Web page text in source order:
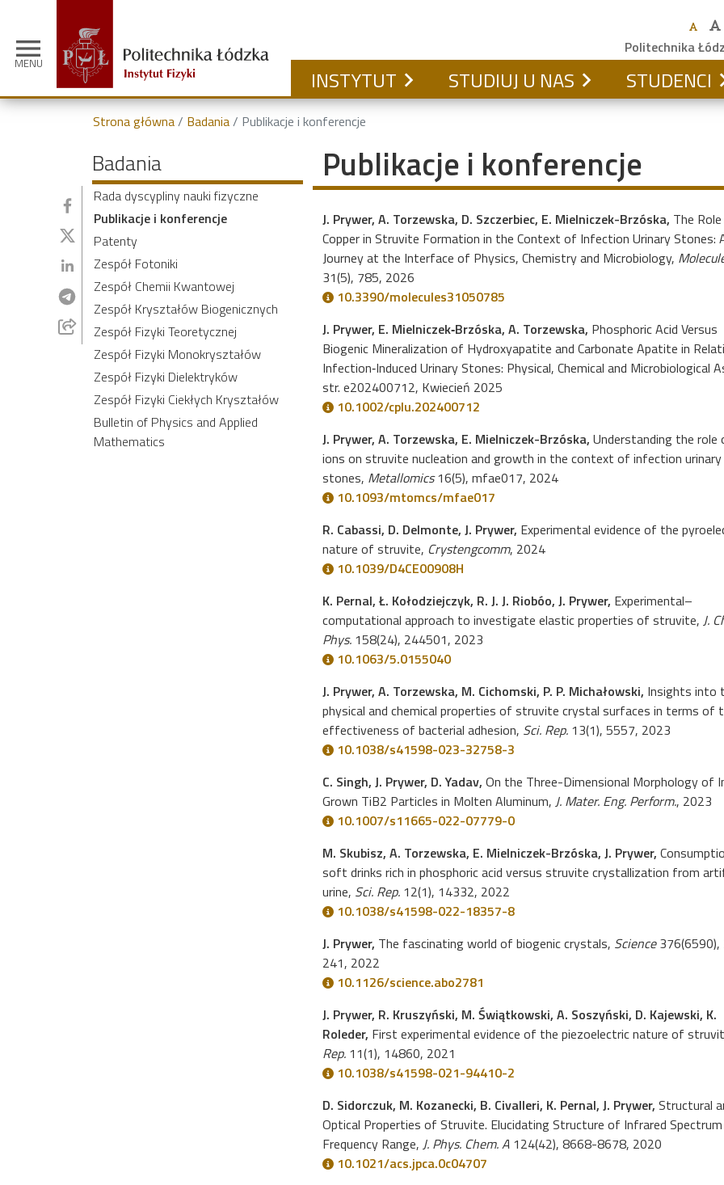
menu
MENU
Politechnika
INSTYTUT STUDIUJ U NAS STUDENCI
Strona główna Badania Publikacje i konferencje
Badania
Rada dyscypliny nauki fizyczne
Publikacje i konferencje
Patenty
Zespół Fotoniki
Zespół Chemii Kwantowej
Zespół Kryształów Biogenicznych
Zespół Fizyki Teoretycznej
Zespół Fizyki Monokryształów
Zespół Fizyki Dielektryków
Zespół Fizyki Ciekłych Kryształów
Bulletin of Physics and Applied
Mathematics
Publikacje i konferencje
J. Prywer, A. Torzewska, D. Szczerbiec, E. Mielniczek-Brzóska, The
Copper in Struvite Formation in the Context of Infection Urinary Stones:
Journey at the Interface of Physics, Chemistry and Microbiology,
31(5), 785, 2026
10.3390/molecules31050785
J. Prywer, E. Mielniczek‐Brzóska, A. Torzewska, Phosphoric Acid Versus
Biogenic Mineralization of Hydroxyapatite and Carbonate Apatite in
Infection‐Induced Urinary Stones: Physical, Chemical and Microbiological
str. e202400712, Kwiecień 2025
10.1002/cplu.202400712
J. Prywer, A. Torzewska, E. Mielniczek-Brzóska, Understanding the role
ions on struvite nucleation and growth in the context of infection urinary
stones, Metallomics16(5), mfae017, 2024
10.1093/mtomcs/mfae017
R. Cabassi, D. Delmonte, J. Prywer, Experimental evidence of the
nature of struvite, Crystengcomm, 2024
10.1039/D4CE00908H
K. Pernal, Ł. Kołodziejczyk, R. J. J. Riobóo, J. Prywer, Experimental–
computational approach to investigate elastic properties of struvite, J.
Phys. 158(24), 244501, 2023
10.1063/5.0155040
J. Prywer, A. Torzewska, M. Cichomski, P. P. Michałowski, Insights into
physical and chemical properties of struvite crystal surfaces in terms of
effectiveness of bacterial adhesion, Sci. Rep. 13(1), 5557, 2023
10.1038/s41598-023-32758-3
C. Singh, J. Prywer, D. Yadav, On the Three-Dimensional Morphology of
Grown TiB2 Particles in Molten Aluminum, J. Mater. Eng. Perform., 2023
10.1007/s11665-022-07779-0
M. Skubisz, A. Torzewska, E. Mielniczek-Brzóska, J. Prywer,
soft drinks rich in phosphoric acid versus struvite crystallization from
urine, Sci. Rep. 12(1), 14332, 2022
10.1038/s41598-022-18357-8
J. Prywer, The fascinating world of biogenic crystals, Science376(6590),
241, 2022
10.1126/science.abo2781
J. Prywer, R. Kruszyński, M. Świątkowski, A. Soszyński, D. Kajewski, K.
Roleder, First experimental evidence of the piezoelectric nature of
Rep. 11(1), 14860, 2021
10.1038/s41598-021-94410-2
D. Sidorczuk, M. Kozanecki, B. Civalleri, K. Pernal, J. Prywer, Structural
Optical Properties of Struvite. Elucidating Structure of Infrared Spectrum
Frequency Range, J. Phys. Chem. A 124(42), 8668-8678, 2020
10.1021/acs.jpca.0c04707